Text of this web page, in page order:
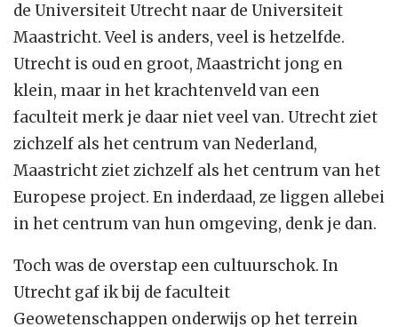
de Universiteit Utrecht naar de Universiteit
Maastricht. Veel is anders, veel is hetzelfde.
Utrecht is oud en groot, Maastricht jong en
klein, maar in het krachtenveld van een
faculteit merk je daar niet veel van. Utrecht ziet
zichzelf als het centrum van Nederland,
Maastricht ziet zichzelf als het centrum van het
Europese project. En inderdaad, ze liggen allebei
in het centrum van hun omgeving, denk je dan.
Toch was de overstap een cultuurschok. In
Utrecht gaf ik bij de faculteit
Geowetenschappen onderwijs op het terrein